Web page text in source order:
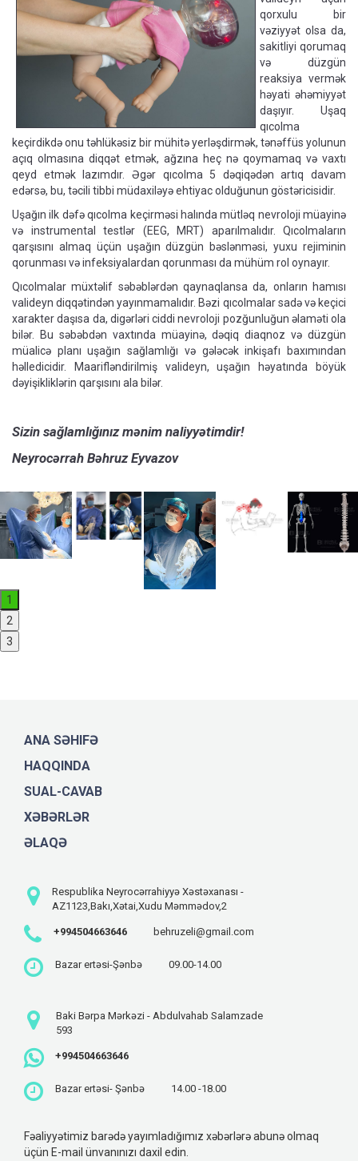
qorxulu bir
vəziyyət olsa da,
sakitliyi qorumaq
və düzgün
reaksiya vermək
həyati əhəmiyyət
daşıyır. Uşaq
qıcolma
keçirdikdə onu təhlükəsiz bir mühitə yerləşdirmək, tənəffüs yolunun
açıq olmasına diqqət etmək, ağzına heç nə qoymamaq və vaxtı
qeyd etmək lazımdır. Əgər qıcolma 5 dəqiqədən artıq davam
edərsə, bu, təcili tibbi müdaxiləyə ehtiyac olduğunun göstəricisidir.
Uşağın ilk dəfə qıcolma keçirməsi halında mütləq nevroloji müayinə
və instrumental testlər (EEG, MRT) aparılmalıdır. Qıcolmaların
qarşısını almaq üçün uşağın düzgün bəslənməsi, yuxu rejiminin
qorunması və infeksiyalardan qorunması da mühüm rol oynayır.
Qıcolmalar müxtəlif səbəblərdən qaynaqlansa da, onların hamısı
valideyn diqqətindən yayınmamalıdır. Bəzi qıcolmalar sadə və keçici
xarakter daşısa da, digərləri ciddi nevroloji pozğunluğun əlaməti ola
bilər. Bu səbəbdən vaxtında müayinə, dəqiq diaqnoz və düzgün
müalicə planı uşağın sağlamlığı və gələcək inkişafı baxımından
həlledicidir. Maarifləndirilmiş valideyn, uşağın həyatında böyük
dəyişikliklərin qarşısını ala bilər.
Sizin sağlamlığınız mənim naliyyətimdir!
Neyrocərrah Bəhruz Eyvazov
1
2
3
ANA SƏHIFƏ
HAQQINDA
SUAL-CAVAB
XƏBƏRLƏR
ƏLAQƏ
Respublika Neyrocərrahiyyə Xəstəxanası -
AZ1123,Bakı,Xətai,Xudu Məmmədov,2
+994504663646 behruzeli@gmail.com
Bazar ertəsi-Şənbə 09.00-14.00
Baki Bərpa Mərkəzi - Abdulvahab Salamzade
593
+994504663646
Bazar ertəsi- Şənbə 14.00 -18.00
Fəaliyyətimiz barədə yayımladığımız xəbərlərə abunə olmaq
üçün E-mail ünvanınızı daxil edin.